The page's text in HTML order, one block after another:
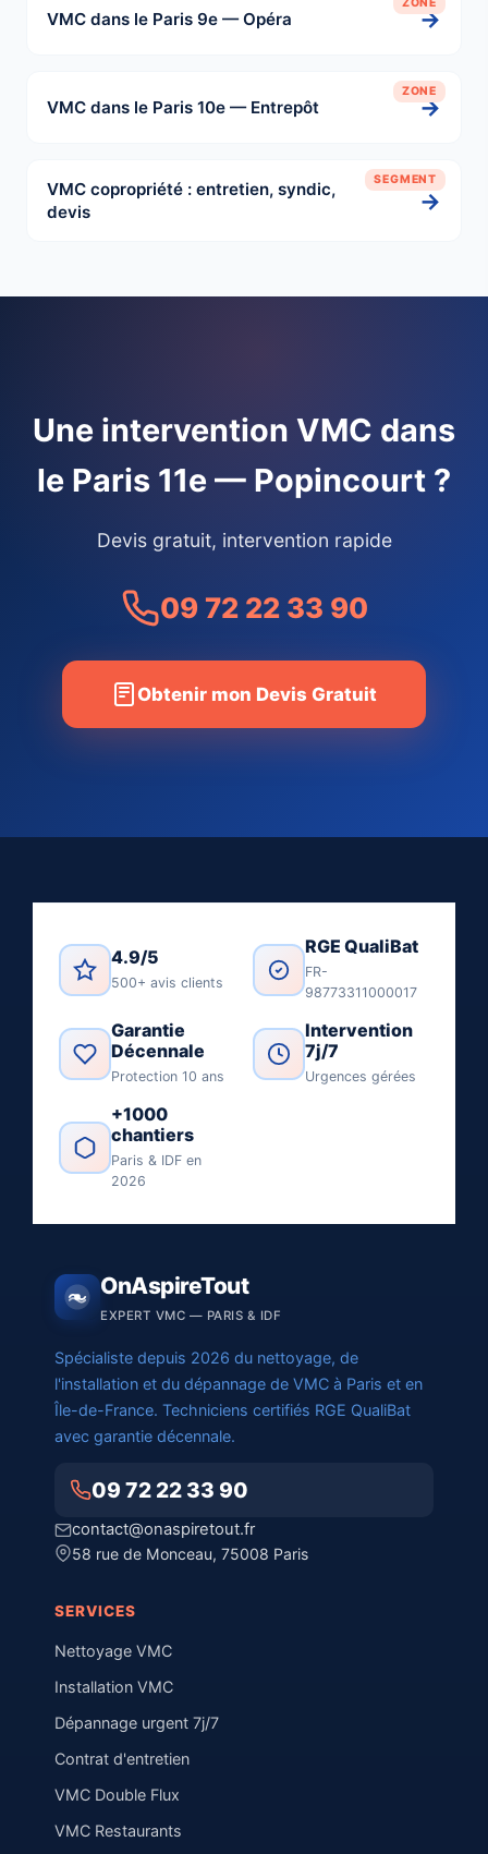
ZONE
VMC dans le Paris 9e — Opéra →
ZONE
VMC dans le Paris 10e — Entrepôt →
SEGMENT
VMC copropriété : entretien, syndic,
devis
→
Une intervention VMC dans
le Paris 11e — Popincourt ?
Devis gratuit, intervention rapide
09 72 22 33 90
Obtenir mon Devis Gratuit
4.9/5
500+ avis clients
RGE QualiBat
FR-
98773311000017
Garantie
Décennale
Protection 10 ans
Intervention
7j/7
Urgences gérées
+1000
chantiers
Paris & IDF en
2026
OnAspireTout
EXPERT VMC — PARIS & IDF
Spécialiste depuis 2026 du nettoyage, de
l'installation et du dépannage de VMC à Paris et en
Île-de-France. Techniciens certifiés RGE QualiBat
avec garantie décennale.
09 72 22 33 90
contact@onaspiretout.fr
58 rue de Monceau, 75008 Paris
SERVICES
Nettoyage VMC
Installation VMC
Dépannage urgent 7j/7
Contrat d'entretien
VMC Double Flux
VMC Restaurants